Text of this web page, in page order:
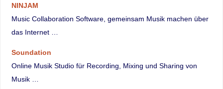
NINJAM
Music Collaboration Software, gemeinsam Musik machen über
das Internet …
Soundation
Online Musik Studio für Recording, Mixing und Sharing von
Musik …